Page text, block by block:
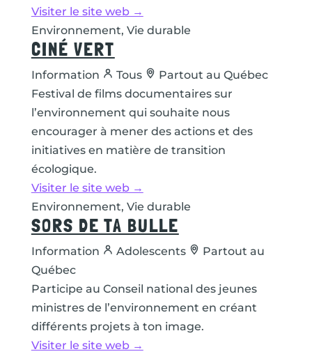
Visiter le site web →
Environnement, Vie durable
CINÉ VERT
Information Tous
Partout au Québec
Festival de films documentaires sur
l’environnement qui souhaite nous
encourager à mener des actions et des
initiatives en matière de transition
écologique.
Visiter le site web →
Environnement, Vie durable
SORS DE TA BULLE
Information Adolescents
Partout au
Québec
Participe au Conseil national des jeunes
ministres de l’environnement en créant
différents projets à ton image.
Visiter le site web →